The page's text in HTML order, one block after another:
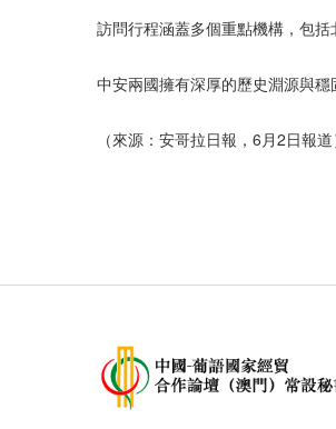
訪問行程涵蓋多個重點機構，包
中安兩國擁有深厚的歷史淵源與
（來源：安哥拉日報，6月2日報道